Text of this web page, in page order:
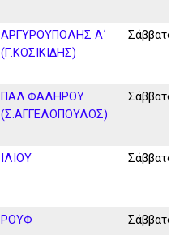
ΑΡΓΥΡΟΥΠΟΛΗΣ Α΄
(Γ.ΚΟΣΙΚΙΔΗΣ)
Σάββατο
ΠΑΛ.ΦΑΛΗΡΟΥ
(Σ.ΑΓΓΕΛΟΠΟΥΛΟΣ)
Σάββατο
ΙΛΙΟΥ Σάββατο
ΡΟΥΦ Σάββατο